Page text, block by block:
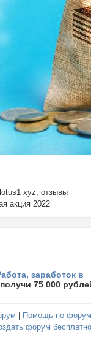
xyz, отзывы
акция 2022
заработок в
75 000
Помощь по